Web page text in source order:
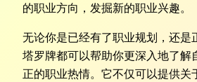
的职业方向，发掘新的职业兴趣。
无论你是已经有了职业规划，还是
塔罗牌都可以帮助你更深入地了解
正的职业热情。它不仅可以提供关